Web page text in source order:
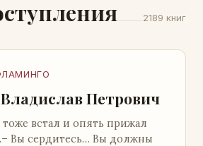
2189 книг
Петрович
встал и опять прижал
Вы сердитесь… Вы должны